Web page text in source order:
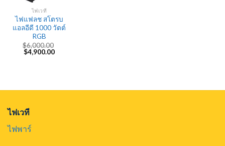
ไฟเวที
ไฟแฟลช สโตรบ
แอลอีดี 1000 วัตต์
RGB
$6,000.00
Original
price
$4,900.00Current
ไฟเวที
ไฟพาร์